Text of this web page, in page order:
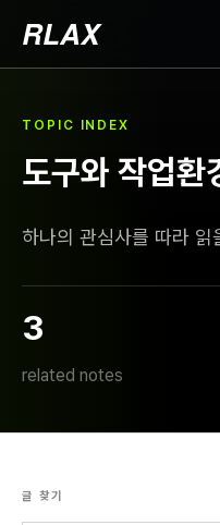
RLAX
TOPIC INDEX
도구와 작업환
하나의 관심사를 따라
3
related notes
글 찾기